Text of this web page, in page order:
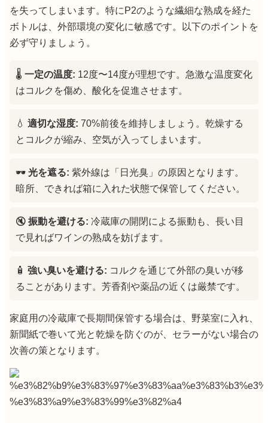
を失ってしまいます。特にP2のような繊細な熟成を経た
ボトルは、外部環境の変化に敏感です。以下のポイントを
必ず守りましょう。
🌡️ 一定の温度: 12度〜14度が理想です。急激な温度変化
はコルクを傷め、酸化を促進させます。
💧 適切な湿度: 70%前後を維持しましょう。乾燥する
とコルクが縮み、空気が入ってしまいます。
🕶️ 光を遮る: 紫外線は「日光臭」の原因となります。
暗所、できれば箱に入れた状態で保管してください。
🔇 振動を避ける: 冷蔵庫の開閉による振動も、長い目
で見ればワインの熟成を妨げます。
🧴 強い臭いを避ける: コルクを通じて外部の臭いが移
ることがあります。芳香剤や薬品の近くは厳禁です。
家庭用の冷蔵庫で長期間保管する場合は、野菜室に入れ、
新聞紙で巻いて光と乾燥を防ぐのが、セラーがない場合の
次善の策となります。